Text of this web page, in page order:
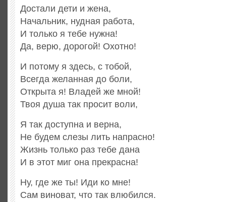
Достали дети и жена,
Начальник, нудная работа,
И только я тебе нужна!
Да, верю, дорогой! Охотно!
И потому я здесь, с тобой,
Всегда желанная до боли,
Открыта я! Владей же мной!
Твоя душа так просит воли,
Я так доступна и верна,
Не будем слезы лить напрасно!
Жизнь только раз тебе дана
И в этот миг она прекрасна!
Ну, где же ты! Иди ко мне!
Сам виноват, что так влюбился.